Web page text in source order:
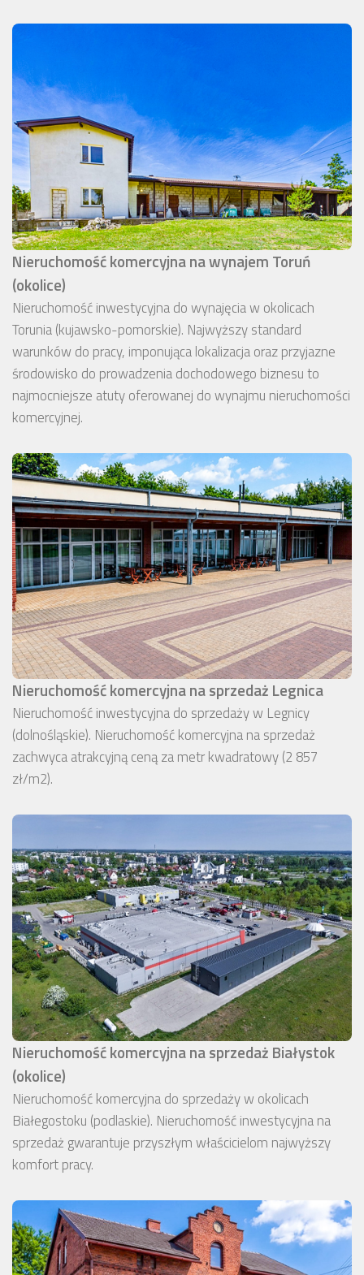
Nieruchomość komercyjna na wynajem Toruń
(okolice)
Nieruchomość inwestycyjna do wynajęcia w okolicach
Torunia (kujawsko-pomorskie). Najwyższy standard
warunków do pracy, imponująca lokalizacja oraz przyjazne
środowisko do prowadzenia dochodowego biznesu to
najmocniejsze atuty oferowanej do wynajmu nieruchomości
komercyjnej.
Nieruchomość komercyjna na sprzedaż Legnica
Nieruchomość inwestycyjna do sprzedaży w Legnicy
(dolnośląskie). Nieruchomość komercyjna na sprzedaż
zachwyca atrakcyjną ceną za metr kwadratowy (2 857
zł/m2).
Nieruchomość komercyjna na sprzedaż Białystok
(okolice)
Nieruchomość komercyjna do sprzedaży w okolicach
Białegostoku (podlaskie). Nieruchomość inwestycyjna na
sprzedaż gwarantuje przyszłym właścicielom najwyższy
komfort pracy.